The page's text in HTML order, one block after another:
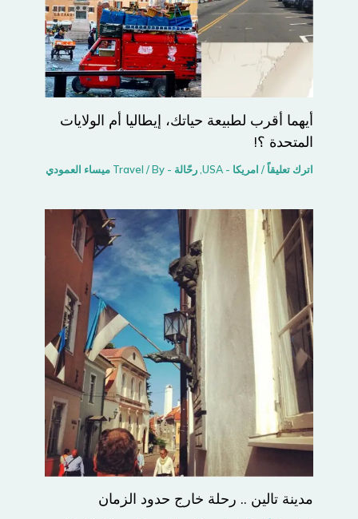
أيهما أقرب لطبيعة حياتك، إيطاليا أم الولايات
المتحدة ؟!
اترك تعليقاً / امريكا - USA ,رحّالة - Travel/ By ميساء العمودي
مدينة تالين .. رحلة خارج حدود الزمان